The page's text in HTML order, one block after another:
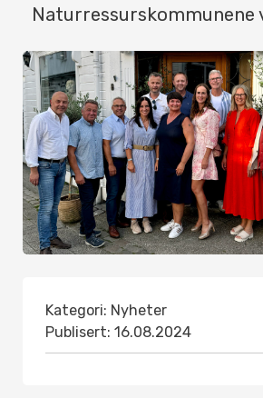
Kategori: Nyheter
Publisert: 16.08.2024